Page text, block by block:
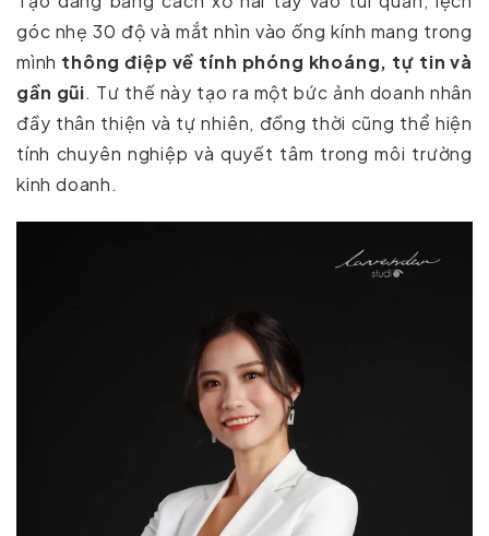
góc nhẹ 30 độ và mắt nhìn vào ống kính mang trong
mình thông điệp về tính phóng khoáng, tự tin và
gần gũi. Tư thế này tạo ra một bức ảnh doanh nhân
đầy thân thiện và tự nhiên, đồng thời cũng thể hiện
tính chuyên nghiệp và quyết tâm trong môi trường
kinh doanh.